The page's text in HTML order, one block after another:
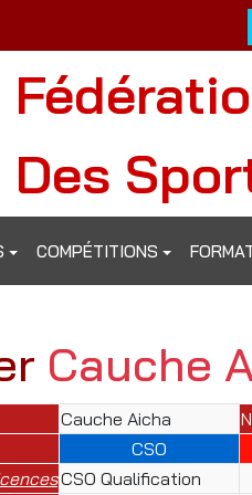
Des
COMPÉTITIONS
Cauche
Cauche Aicha
CSO
CSO Qualification